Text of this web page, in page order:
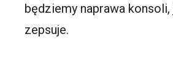
będziemy naprawa konsoli,
zepsuje.